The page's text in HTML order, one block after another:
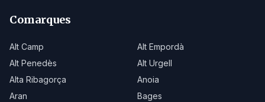
Comarques
Alt Camp
Alt Empordà
Alt Penedès
Alt Urgell
Alta Ribagorça
Anoia
Aran
Bages